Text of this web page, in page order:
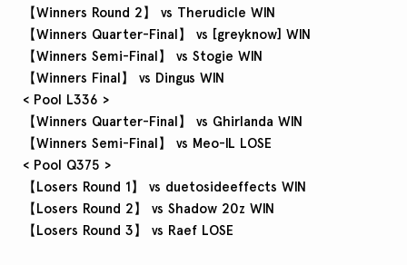
【Winners Round 2】 vs Therudicle WIN
【Winners Quarter-Final】 vs [greyknow] WIN
【Winners Semi-Final】 vs Stogie WIN
【Winners Final】 vs Dingus WIN
< Pool L336 >
【Winners Quarter-Final】 vs Ghirlanda WIN
【Winners Semi-Final】 vs Meo-IL LOSE
< Pool Q375 >
【Losers Round 1】 vs duetosideeffects WIN
【Losers Round 2】 vs Shadow 20z WIN
【Losers Round 3】 vs Raef LOSE